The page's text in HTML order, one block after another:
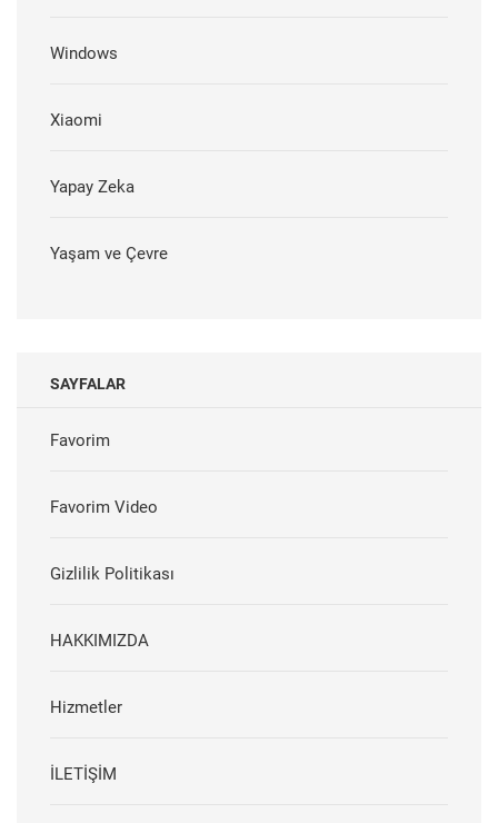
Windows
Xiaomi
Yapay Zeka
Yaşam ve Çevre
SAYFALAR
Favorim
Favorim Video
Gizlilik Politikası
HAKKIMIZDA
Hizmetler
İLETİŞİM